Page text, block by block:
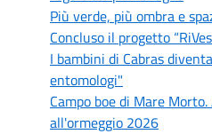
Più verde, più ombra e
Concluso il progetto
I bambini di Cabras
entomologi"
Campo boe di Mare
all'ormeggio 2026